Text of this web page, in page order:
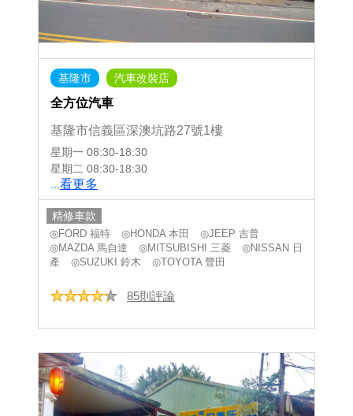
基隆市 汽車改裝店
全方位汽車
基隆市信義區深澳坑路27號1樓
星期一 08:30-18:30
星期二 08:30-18:30
...看更多
精修車款
◎FORD 福特 ◎HONDA 本田
◎JEEP 吉普
◎MAZDA 馬自達
◎MITSUBISHI 三菱
◎NISSAN 日
產
◎SUZUKI 鈴木 ◎TOYOTA 豐田
85則評論